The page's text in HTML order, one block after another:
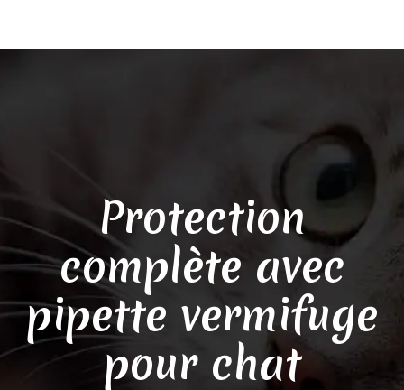
Protection
complète avec
pipette vermifuge
pour chat